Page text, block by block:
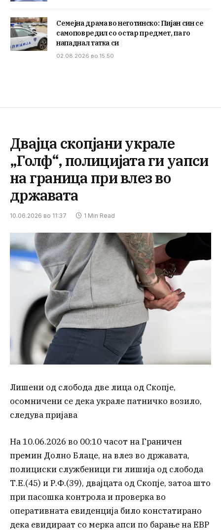
Семејна драма во неготинско: Пијан син се
самоповредил со остар предмет, па го
нападнал татка си
02.08.2026 во 15:50
Двајца скопјани украле
„Голф“, полицијата ги уапси
на граница при влез во
државата
10.06.2026 во 11:37 1 Min Read
Лишени од слобода две лица од Скопје,
осомничени се дека украле патничко возило,
следува пријава
На 10.06.2026 во 00:10 часот на Граничен
премин Долно Блаце, на влез во државата,
полициски службеници ги лишија од слобода
Т.Е.(45) и Р.Ф.(39), двајцата од Скопје, затоа што
при пасошка контрола и проверка во
оперативната евиденција било констатирано
дека евидираат со мерка апси по барање на ЕВР